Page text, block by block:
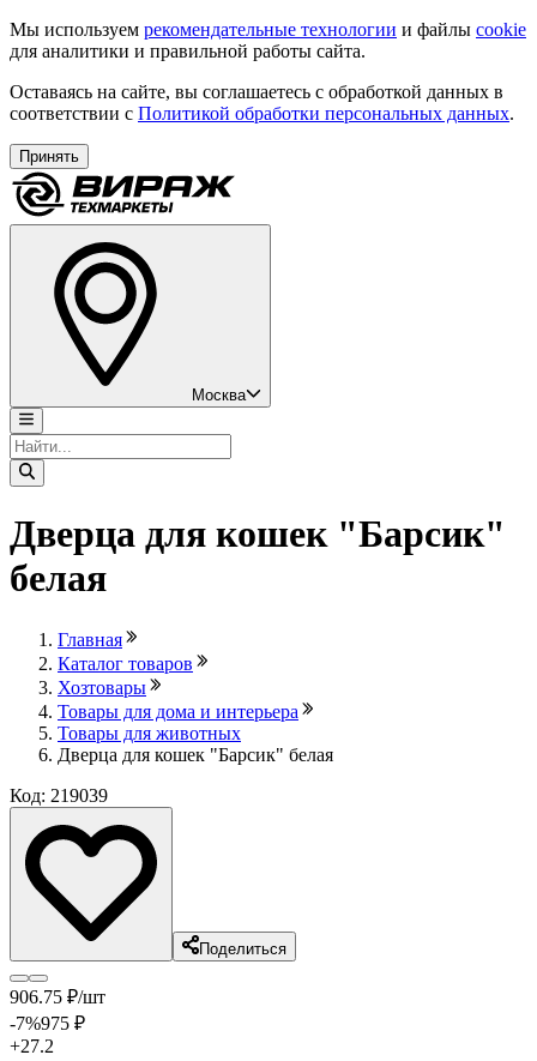
Мы используем рекомендательные технологии и файлы cookie
для аналитики и правильной работы сайта.
Оставаясь на сайте, вы соглашаетесь с обработкой данных в
соответствии с Политикой обработки персональных данных.
Принять
Москва
Дверца для кошек "Барсик"
белая
Главная
Каталог товаров
Хозтовары
Товары для дома и интерьера
Товары для животных
Дверца для кошек "Барсик" белая
Код: 219039
Поделиться
906.75 ₽/шт
-7%975 ₽
+27.2